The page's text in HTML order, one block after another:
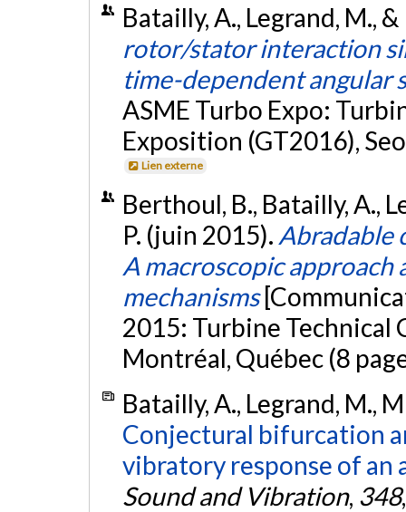
Batailly, A., Legrand, M.,
rotor/stator interaction
time-dependent angular
ASME Turbo Expo:
Exposition (GT2016),
Lien externe
Berthoul, B., Batailly, A.,
P. (juin 2015). Abradable
A macroscopic approach
mechanisms
2015: Turbine Technical
Montréal, Québec (8
Batailly, A., Legrand, M.,
Conjectural bifurcation
vibratory response of an
Sound and Vibration, 348